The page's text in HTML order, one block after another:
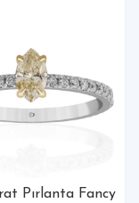
Pırlanta Fancy